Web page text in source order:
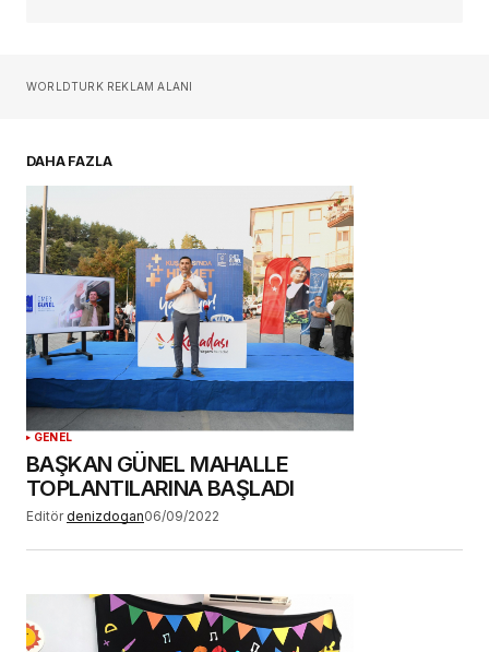
Sizin adınız*
Daha sonraki yorumlarımda kullanılması için
adım, e-posta adresim ve site adresim bu
tarayıcıya kaydedilsin.
YORUM GÖNDER
WORLDTURK REKLAM ALANI
DAHA FAZLA
GENEL
BAŞKAN GÜNEL MAHALLE
TOPLANTILARINA BAŞLADI
Editör denizdogan06/09/2022